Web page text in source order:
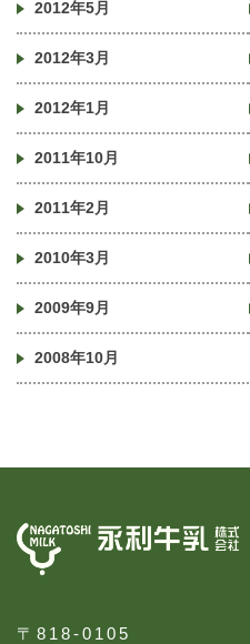
2012年5月
2012年3月
2012年1月
2011年10月
2011年2月
2010年3月
2009年9月
2008年10月
〒818-0105